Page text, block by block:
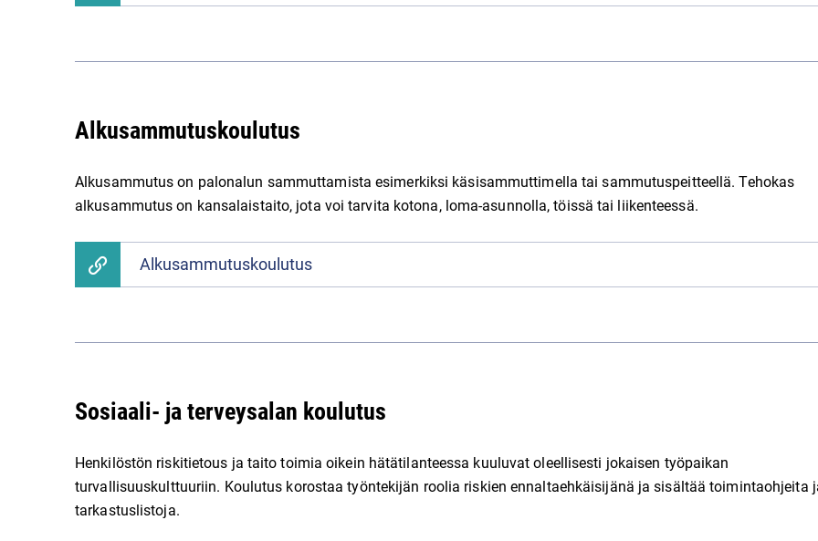
Alkusammutuskoulutus
Alkusammutus on palonalun sammuttamista esimerkiksi käsisammuttimella tai sammutuspeitteellä. Tehokas
alkusammutus on kansalaistaito, jota voi tarvita kotona, loma-asunnolla, töissä tai liikenteessä.
Alkusammutuskoulutus
Sosiaali- ja terveysalan koulutus
Henkilöstön riskitietous ja taito toimia oikein hätätilanteessa kuuluvat oleellisesti jokaisen työpaikan
turvallisuuskulttuuriin. Koulutus korostaa työntekijän roolia riskien ennaltaehkäisijänä ja sisältää toimintaohjeita
tarkastuslistoja.